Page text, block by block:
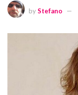
byStefano